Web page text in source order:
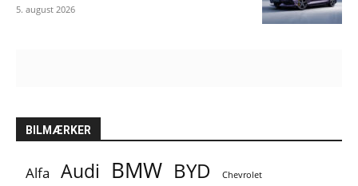
5. august 2026
BILMÆRKER
Alfa Audi BMW BYD Chevrolet